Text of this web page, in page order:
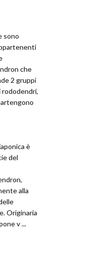
sono
che
2 gruppi
è
del
alla
Originaria
v ...